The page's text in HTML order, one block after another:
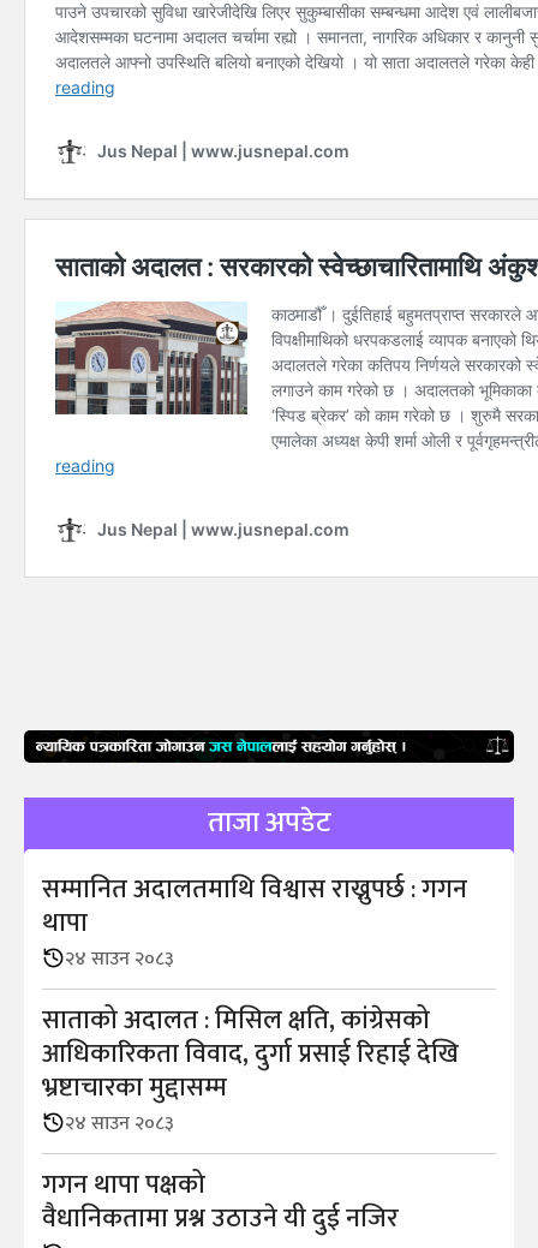
ताजा अपडेट
सम्मानित अदालतमाथि विश्वास राख्नुपर्छ : गगन
थापा
२४ साउन २०८३
साताको अदालत : मिसिल क्षति, कांग्रेसको
आधिकारिकता विवाद, दुर्गा प्रसाई रिहाई देखि
भ्रष्टाचारका मुद्दासम्म
२४ साउन २०८३
गगन थापा पक्षको
वैधानिकतामा प्रश्न उठाउने यी दुई नजिर